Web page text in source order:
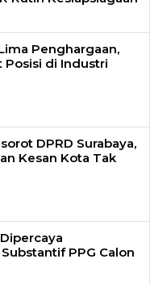
Penghargaan,
Posisi di Industri
DPRD Surabaya,
Kesan Kota Tak
PPG Calon